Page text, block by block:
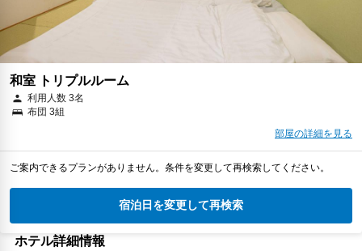
和室 トリプルルーム
利用人数 3名
布団 3組
部屋の詳細を見る
ご案内できるプランがありません。条件を変更して再検索してください。
宿泊日を変更して再検索
ホテル詳細情報